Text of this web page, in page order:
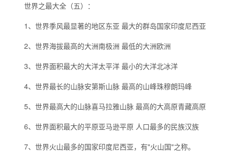
世界之最大全（五）：
1、世界季风最显著的地区东亚 最大的群岛国家印度尼西亚
2、世界海拔最高的大洲南极洲 最低的大洲欧洲
3、世界面积最大的大洋太平洋 最小的大洋北冰洋
4、世界最长的山脉安第斯山脉 最高的山峰珠穆朗玛峰
5、世界最高大的山脉喜马拉雅山脉 最高的大高原青藏高原
6、世界面积最大的平原亚马逊平原 人口最多的民族汉族
7、世界火山最多的国家印度尼西亚，有"火山国"之称。